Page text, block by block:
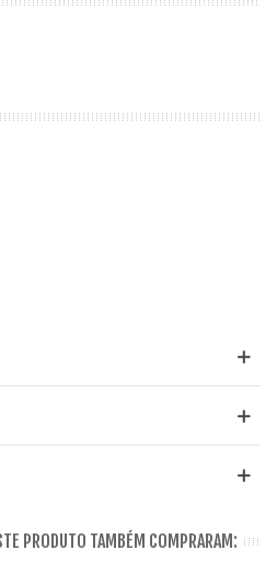
PRODUTO TAMBÉM COMPRARAM: